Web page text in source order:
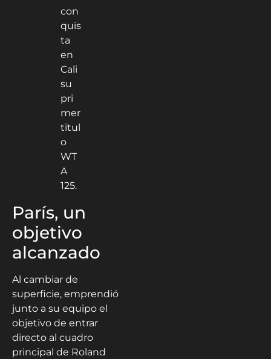
París, un
objetivo
alcanzado
Al cambiar de
superficie, emprendió
junto a su equipo el
objetivo de entrar
directo al cuadro
principal de Roland